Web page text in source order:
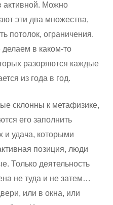
активной. Можно
эти два множества,
потолок, ограничения.
в каком-то
разоряются каждые
из года в год.
склонны к метафизике,
его заполнить
и удача, которыми
позиция, люди
Только деятельность
не туда и не затем…
или в окна, или